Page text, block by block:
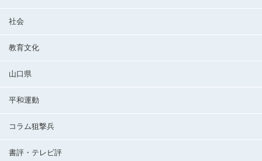
社会
教育文化
山口県
平和運動
コラム狙撃兵
書評・テレビ評